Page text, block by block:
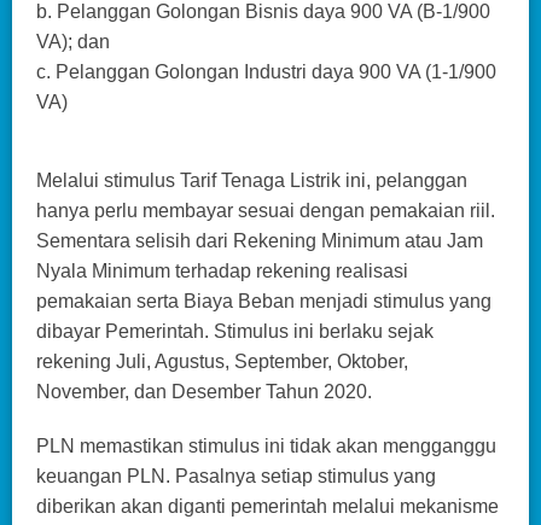
b. Pelanggan Golongan Bisnis daya 900 VA (B-1/900
VA); dan
c. Pelanggan Golongan Industri daya 900 VA (1-1/900
VA)
Melalui stimulus Tarif Tenaga Listrik ini, pelanggan
hanya perlu membayar sesuai dengan pemakaian riil.
Sementara selisih dari Rekening Minimum atau Jam
Nyala Minimum terhadap rekening realisasi
pemakaian serta Biaya Beban menjadi stimulus yang
dibayar Pemerintah. Stimulus ini berlaku sejak
rekening Juli, Agustus, September, Oktober,
November, dan Desember Tahun 2020.
PLN memastikan stimulus ini tidak akan mengganggu
keuangan PLN. Pasalnya setiap stimulus yang
diberikan akan diganti pemerintah melalui mekanisme